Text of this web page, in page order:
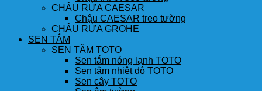
CHẬU RỬA CAESAR
Chậu CAESAR treo tường
CHẬU RỬA GROHE
SEN TẮM
SEN TẮM TOTO
Sen tắm nóng lạnh TOTO
Sen tắm nhiệt độ TOTO
Sen cây TOTO